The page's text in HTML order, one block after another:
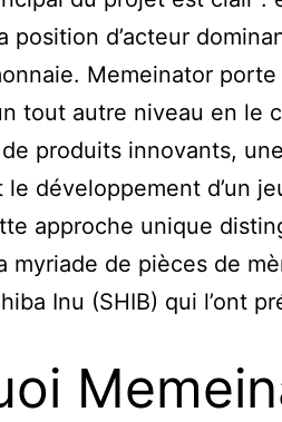
position d’acteur
Memeinator
tout autre niveau en le
produits innovants,
le développement d’un
approche unique
myriade de pièces de
Inu (SHIB) qui l’ont